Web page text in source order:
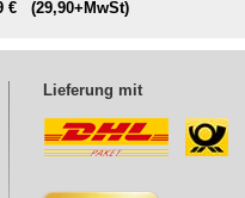
€ (29,90+MwSt)
Lieferung mit